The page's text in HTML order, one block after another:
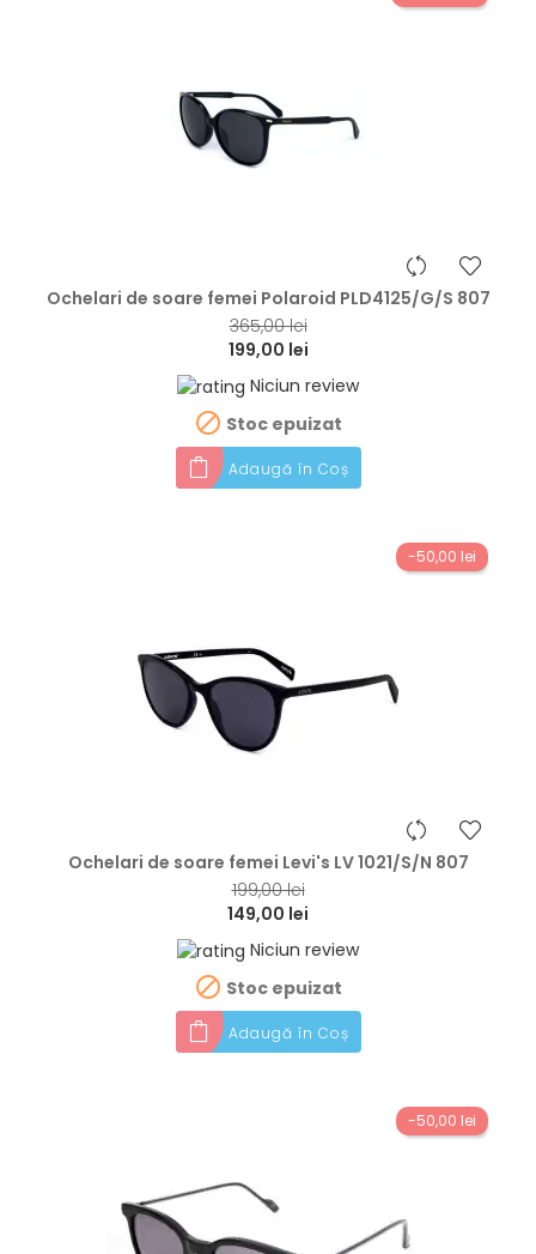
Ochelari de soare femei Polaroid PLD4125/G/S 807
365,00 lei
199,00 lei
Niciun review
 Stoc epuizat
Adaugă în Coș
-50,00 lei
Ochelari de soare femei Levi's LV 1021/S/N 807
199,00 lei
149,00 lei
Niciun review
 Stoc epuizat
Adaugă în Coș
-50,00 lei